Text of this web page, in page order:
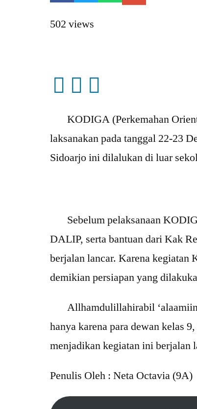
502 views
KODIGA (Perkemahan
laksanakan pada tanggal 22-23
Sidoarjo ini dilalukan di luar
Sebelum pelaksanaan
DALIP, serta bantuan dari Kak
berjalan lancar. Karena kegiatan
demikian persiapan yang
Allhamdulillahirabil
hanya karena para dewan kelas
menjadikan kegiatan ini berjalan
Penulis Oleh : Neta Octavia (9A)